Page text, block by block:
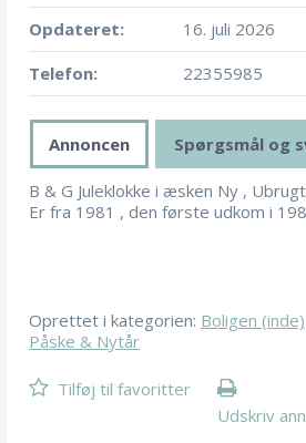
Opdateret:
16. juli 2026
Telefon:
22355985
Annoncen Spørgsmål og
B & G Juleklokke i æsken Ny ,
Er fra 1981 , den første udkom i
Oprettet i kategorien: Boligen (inde)
Påske & Nytår
Tilføj til favoritter
Udskriv